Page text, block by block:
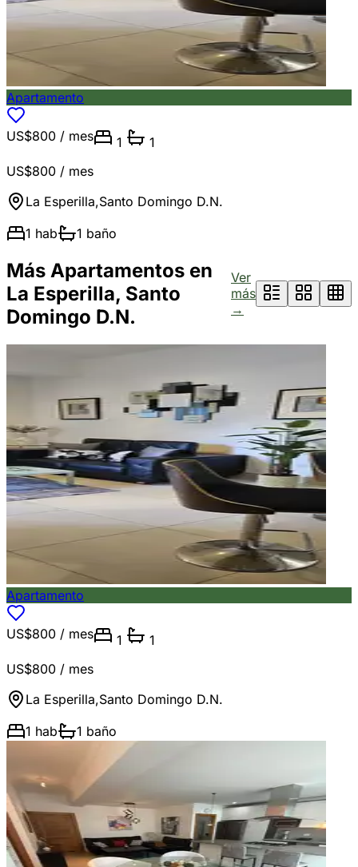
Apartamento
US$800 / mes 1
1
US$800 / mes
La Esperilla,Santo Domingo D.N.
1 hab 1 baño
Más Apartamentos en
La Esperilla, Santo
Domingo D.N.
Ver
más
→
Apartamento
US$800 / mes 1
1
US$800 / mes
La Esperilla,Santo Domingo D.N.
1 hab 1 baño